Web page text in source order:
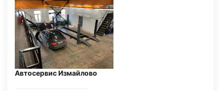
Автосервис Измайлово